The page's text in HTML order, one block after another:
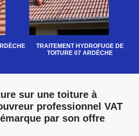
TRAITEMENT HYDROFUGE DE
TOITURE 07 ARDÈCHE
sur une toiture à
professionnel VAT
par son offre